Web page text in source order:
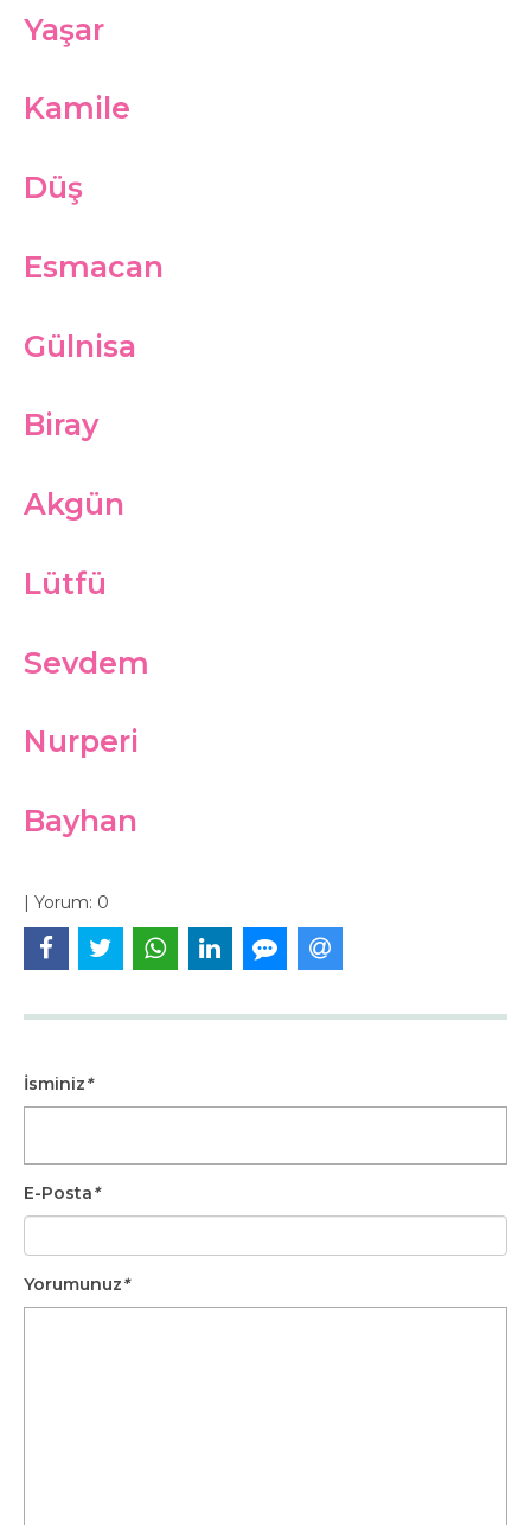
Yaşar
Kamile
Düş
Esmacan
Gülnisa
Biray
Akgün
Lütfü
Sevdem
Nurperi
Bayhan
| Yorum: 0
İsminiz*
E-Posta*
Yorumunuz*